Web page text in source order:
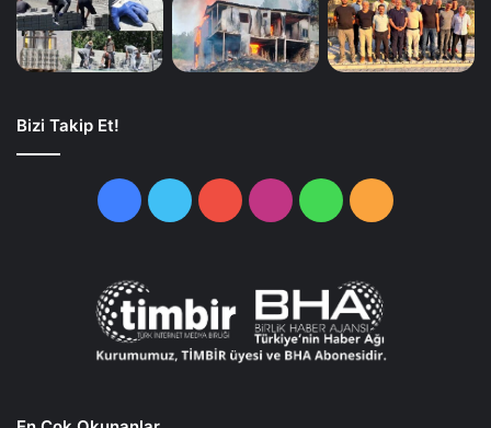
Bizi Takip Et!
FacebookTwitterYouTubeInstagramWhatsApp
RSS